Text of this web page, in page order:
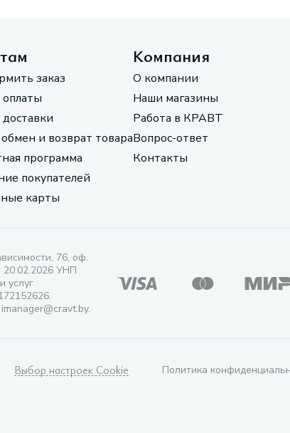
заказ
обмен и возврат товара
программа
покупателей
карты
Компания
О компании
Наши магазины
Работа в КРАВТ
Вопрос-ответ
Контакты
76, оф.
20.02.2026 УНП
услуг
Выбор настроек Cookie Политика